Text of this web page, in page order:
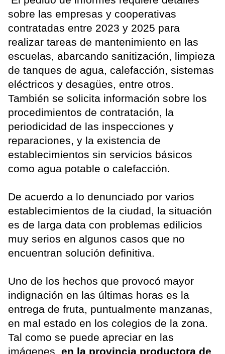
sobre las empresas y cooperativas
contratadas entre 2023 y 2025 para
realizar tareas de mantenimiento en las
escuelas, abarcando sanitización, limpieza
de tanques de agua, calefacción, sistemas
eléctricos y desagües, entre otros.
También se solicita información sobre los
procedimientos de contratación, la
periodicidad de las inspecciones y
reparaciones, y la existencia de
establecimientos sin servicios básicos
como agua potable o calefacción.
De acuerdo a lo denunciado por varios
establecimientos de la ciudad, la situación
es de larga data con problemas edilicios
muy serios en algunos casos que no
encuentran solución definitiva.
Uno de los hechos que provocó mayor
indignación en las últimas horas es la
entrega de fruta, puntualmente manzanas,
en mal estado en los colegios de la zona.
Tal como se puede apreciar en las
imágenes, en la provincia productora de